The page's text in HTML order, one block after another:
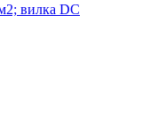
вилка DC